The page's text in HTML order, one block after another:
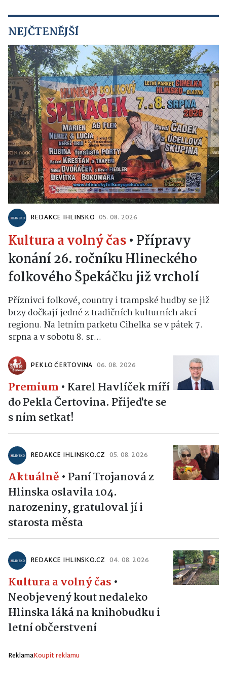
NEJČTENĚJŠÍ
REDAKCE IHLINSKO 05. 08. 2026
Kultura a volný čas• Přípravy
konání 26. ročníku Hlineckého
folkového Špekáčku již vrcholí
Příznivci folkové, country i trampské hudby se již
brzy dočkají jedné z tradičních kulturních akcí
regionu. Na letním parketu Cihelka se v pátek 7.
srpna a v sobotu 8. sr...
PEKLO ČERTOVINA 06. 08. 2026
Premium • Karel Havlíček míří
do Pekla Čertovina. Přijeďte se
s ním setkat!
REDAKCE IHLINSKO.CZ 05. 08. 2026
Aktuálně • Paní Trojanová z
Hlinska oslavila 104.
narozeniny, gratuloval jí i
starosta města
REDAKCE IHLINSKO.CZ 04. 08. 2026
Kultura a volný čas •
Neobjevený kout nedaleko
Hlinska láká na knihobudku i
letní občerstvení
ReklamaKoupit reklamu